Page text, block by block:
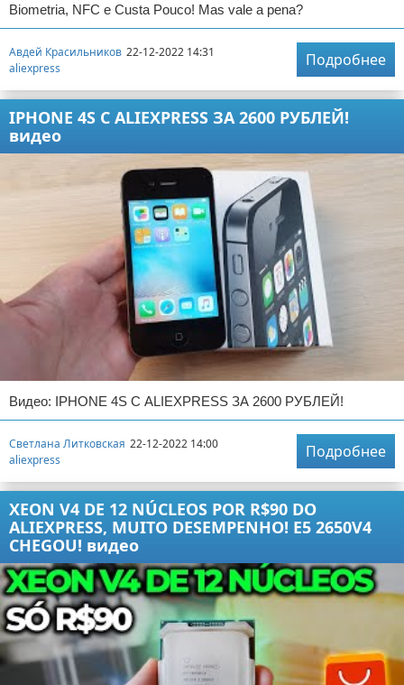
Biometria, NFC e Custa Pouco! Mas vale a pena?
Авдей Красильников 22-12-2022 14:31
aliexpress
Подробнее
IPHONE 4S С ALIEXPRESS ЗА 2600 РУБЛЕЙ!
видео
Видео: IPHONE 4S С ALIEXPRESS ЗА 2600 РУБЛЕЙ!
Светлана Литковская 22-12-2022 14:00
aliexpress
Подробнее
XEON V4 DE 12 NÚCLEOS POR R$90 DO
ALIEXPRESS, MUITO DESEMPENHO! E5 2650V4
CHEGOU! видео